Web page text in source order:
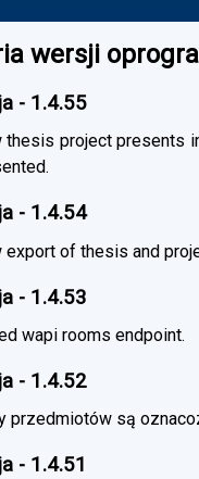
wersji
- 1.4.55
thesis project presents
- 1.4.54
export of thesis and
- 1.4.53
wapi rooms endpoint.
- 1.4.52
przedmiotów są
- 1.4.51